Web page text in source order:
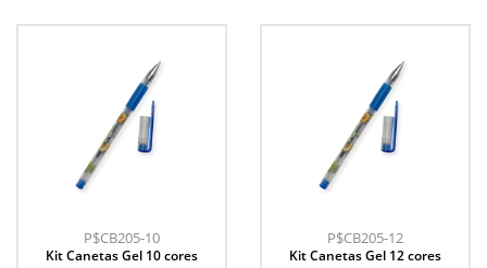
P$CB205-10
Kit Canetas Gel 10 cores
P$CB205-12
Kit Canetas Gel 12 cores